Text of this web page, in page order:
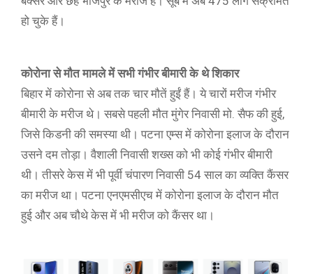
हो चुके हैं।
कोरोना से मौत मामले में सभी गंभीर बीमारी के थे शिकार
बिहार में कोरोना से अब तक चार मौतें हुईं हैं। ये चारों मरीज गंभीर
बीमारी के मरीज थे। सबसे पहली मौत मुंगेर निवासी मो. सैफ की हुई,
जिसे किडनी की समस्या थी। पटना एम्स में कोरोना इलाज के दौरान
उसने दम तोड़ा। वैशाली निवासी शख्स को भी कोई गंभीर बीमारी
थी। तीसरे केस में भी पूर्वी चंपारण निवासी 54 साल का व्यक्ति कैंसर
का मरीज था। पटना एनएमसीएच में कोरोना इलाज के दौरान मौत
हुई और अब चौथे केस में भी मरीज को कैंसर था।